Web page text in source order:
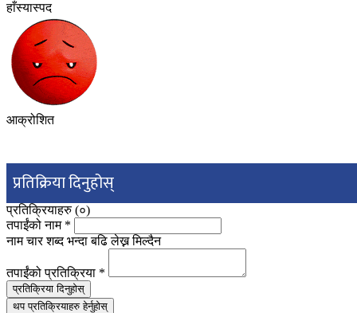
हाँस्यास्पद
आक्रोशित
प्रतिक्रिया दिनुहोस्
प्रतिक्रियाहरु (०)
तपाईंको नाम *
नाम चार शब्द भन्दा बढि लेख्न मिल्दैन
तपाईंको प्रतिक्रिया *
प्रतिक्रिया दिनुहोस्
थप प्रतिक्रियाहरु हेर्नुहोस्